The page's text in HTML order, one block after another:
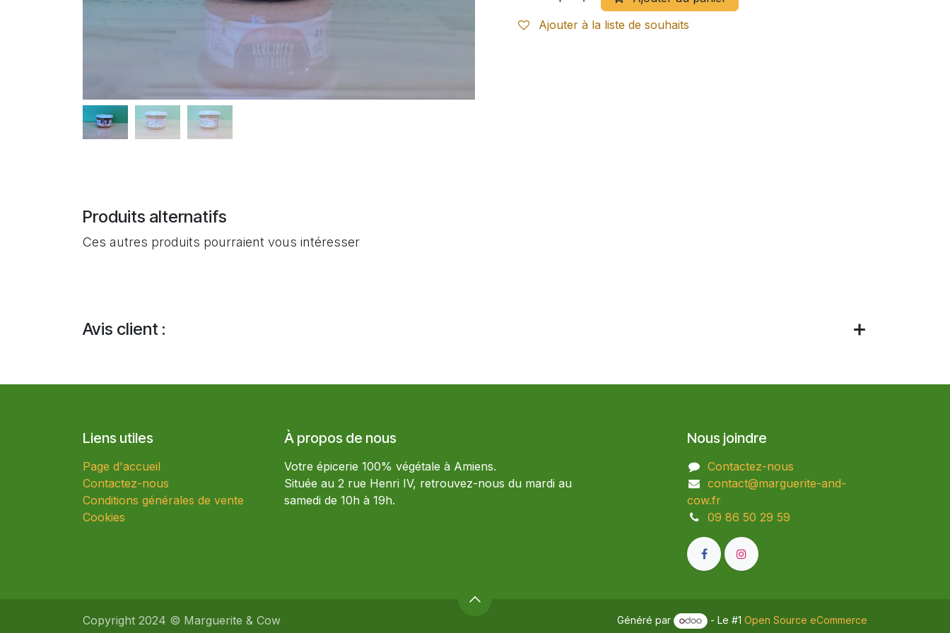
Ajouter à la liste de souhaits
Produits alternatifs
Ces autres produits pourraient vous intéresser
Avis client :
Liens utiles
Page d'accueil
Contactez-nous
Conditions générales de vente
Cookies
À propos de nous
Votre épicerie 100% végétale à Amiens.
Située au 2 rue Henri IV, retrouvez-nous du mardi au
samedi de 10h à 19h.
Nous joindre
Contactez-nous
contact@marguerite-and-
cow.fr
09 86 50 29 59​
Copyright 2024 © Marguerite & Cow Généré par - Le #1 Open Source eCommerce